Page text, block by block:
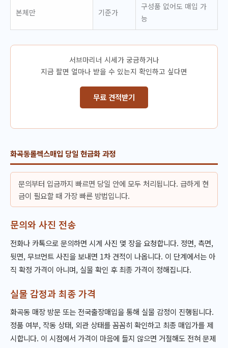
본체만 기준가
구성품 없어도 매입 가
능
서브마리너 시세가 궁금하거나
지금 팔면 얼마나 받을 수 있는지 확인하고 싶다면
무료 견적받기
화곡동롤렉스매입 당일 현금화 과정
문의부터 입금까지 빠르면 당일 안에 모두 처리됩니다. 급하게 현
금이 필요할 때 가장 빠른 방법입니다.
문의와 사진 전송
전화나 카톡으로 문의하면 시계 사진 몇 장을 요청합니다. 정면, 측면,
뒷면, 무브먼트 사진을 보내면 1차 견적이 나옵니다. 이 단계에서는 아
직 확정 가격이 아니며, 실물 확인 후 최종 가격이 정해집니다.
실물 감정과 최종 가격
화곡동 매장 방문 또는 전국출장매입을 통해 실물 감정이 진행됩니다.
정품 여부, 작동 상태, 외관 상태를 꼼꼼히 확인하고 최종 매입가를 제
시합니다. 이 시점에서 가격이 마음에 들지 않으면 거절해도 전혀 문제